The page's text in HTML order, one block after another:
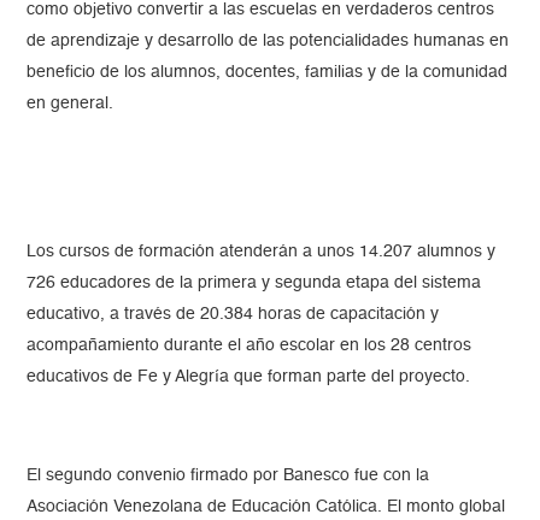
como objetivo convertir a las escuelas en verdaderos centros
de aprendizaje y desarrollo de las potencialidades humanas en
beneficio de los alumnos, docentes, familias y de la comunidad
en general.
Los cursos de formación atenderán a unos 14.207 alumnos y
726 educadores de la primera y segunda etapa del sistema
educativo, a través de 20.384 horas de capacitación y
acompañamiento durante el año escolar en los 28 centros
educativos de Fe y Alegría que forman parte del proyecto.
El segundo convenio firmado por Banesco fue con la
Asociación Venezolana de Educación Católica. El monto global